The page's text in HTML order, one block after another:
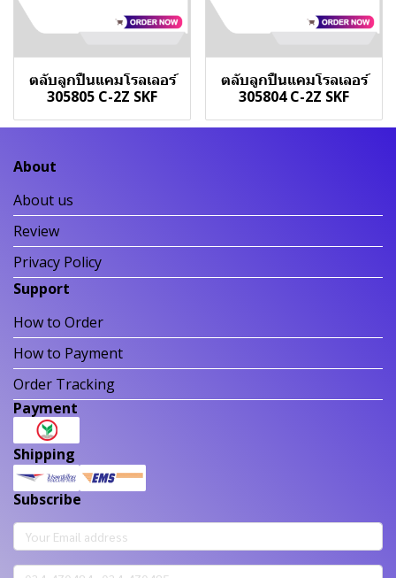
ตลับลูกปืนแคมโรลเลอร์
305805 C-2Z SKF
ตลับลูกปืนแคมโรลเลอร์
305804 C-2Z SKF
About
About us
Review
Privacy Policy
Support
How to Order
How to Payment
Order Tracking
Payment
Shipping
Subscribe